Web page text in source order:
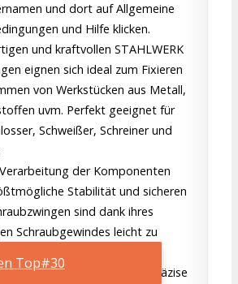
Top#30
und dort auf Allgemeine
und Hilfe klicken.
und kraftvollen STAHLWERK
eignen sich ideal zum Fixieren
von Werkstücken aus Metall,
uvm. Perfekt geeignet für
Schweißer, Schreiner und
der Komponenten
Stabilität und sicheren
sind dank ihres
Schraubgewindes leicht zu
gewährleisten komfortables
lässt sich jedes Werkstück präzise